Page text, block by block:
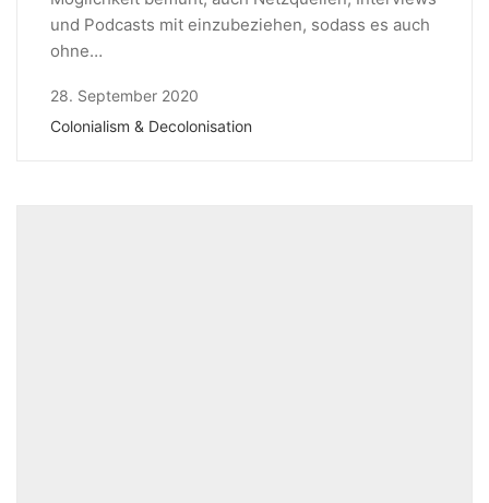
und Podcasts mit einzubeziehen, sodass es auch
ohne…
28. September 2020
Colonialism & Decolonisation